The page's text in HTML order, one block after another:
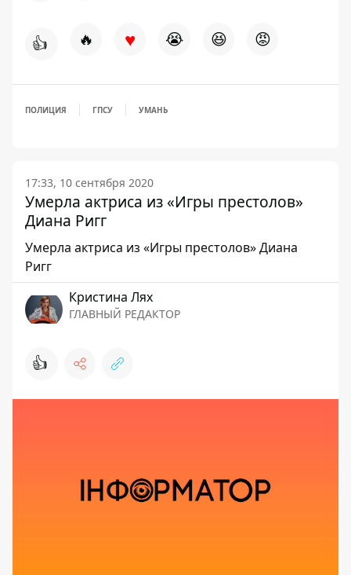
👍 🔥 ♥ 😭 😆 😡
ПОЛИЦИЯ ГПСУ УМАНЬ
17:33, 10 сентября 2020
Умерла актриса из «Игры престолов»
Диана Ригг
Умерла актриса из «Игры престолов» Диана
Ригг
Кристина Лях
ГЛАВНЫЙ РЕДАКТОР
👍